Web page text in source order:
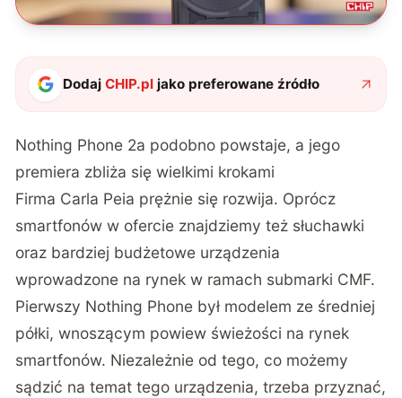
DodajCHIP.pl jako preferowane źródło
Nothing Phone 2a podobno powstaje, a jego
premiera zbliża się wielkimi krokami
Firma Carla Peia prężnie się rozwija. Oprócz
smartfonów w ofercie znajdziemy też słuchawki
oraz bardziej budżetowe urządzenia
wprowadzone na rynek w ramach submarki CMF.
Pierwszy Nothing Phone był modelem ze średniej
półki, wnoszącym powiew świeżości na rynek
smartfonów. Niezależnie od tego, co możemy
sądzić na temat tego urządzenia, trzeba przyznać,